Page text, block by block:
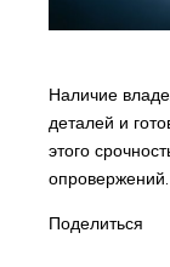
Наличие
деталей и
этого
опровержений.
Поделиться